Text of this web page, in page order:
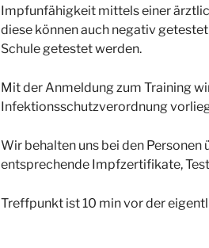
Impfunfähigkeit mittels einer
diese können auch negativ
Schule getestet werden.
Mit der Anmeldung zum Training
Infektionsschutzverordnung
Wir behalten uns bei den
entsprechende Impfzertifikate,
Treffpunkt ist 10 min vor der